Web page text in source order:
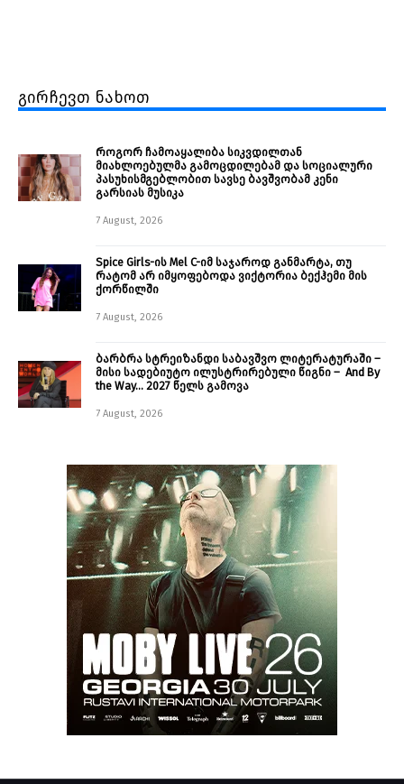
გირჩევთ ნახოთ
როგორ ჩამოაყალიბა სიკვდილთან
მიახლოებულმა გამოცდილებამ და სოციალური
პასუხისმგებლობით სავსე ბავშვობამ კენი
გარსიას მუსიკა
7 August, 2026
Spice Girls-ის Mel C-იმ საჯაროდ განმარტა, თუ
რატომ არ იმყოფებოდა ვიქტორია ბექჰემი მის
ქორწილში
7 August, 2026
ბარბრა სტრეიზანდი საბავშვო ლიტერატურაში –
მისი სადებიუტო ილუსტრირებული წიგნი – And By
the Way… 2027 წელს გამოვა
7 August, 2026